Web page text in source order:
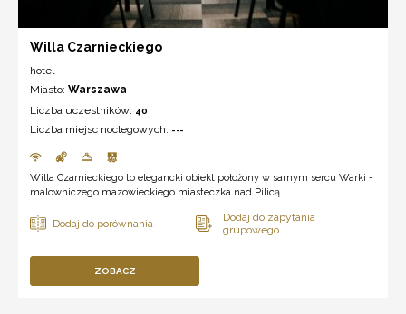
Willa Czarnieckiego
hotel
Miasto: Warszawa
Liczba uczestników: 40
Liczba miejsc noclegowych: ---
Willa Czarnieckiego to elegancki obiekt położony w samym sercu Warki -
malowniczego mazowieckiego miasteczka nad Pilicą ...
ZOBACZ